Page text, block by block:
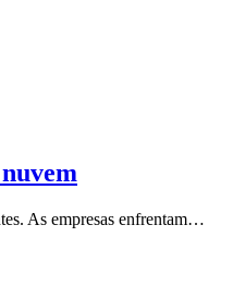
As empresas enfrentam…